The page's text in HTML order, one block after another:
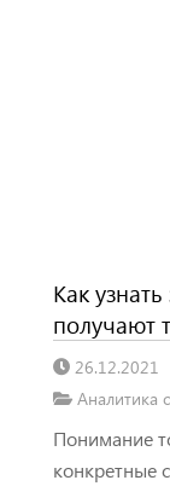
Как
получают
26.12.2021
Аналитика
Понимание
конкретные